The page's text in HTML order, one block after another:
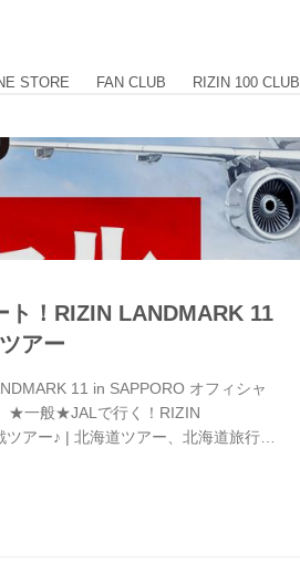
STORE FAN CLUB RIZIN 100 CLUB
ト！RIZIN LANDMARK 11
アー
11 in SAPPORO オフィシャ
★一般★JALで行く！RIZIN
アー♪ | 北海道ツアー、北海道旅行を
ー・ホテル予約ならJJ tourが断然お
）北海道・真駒内セキスイハイムア